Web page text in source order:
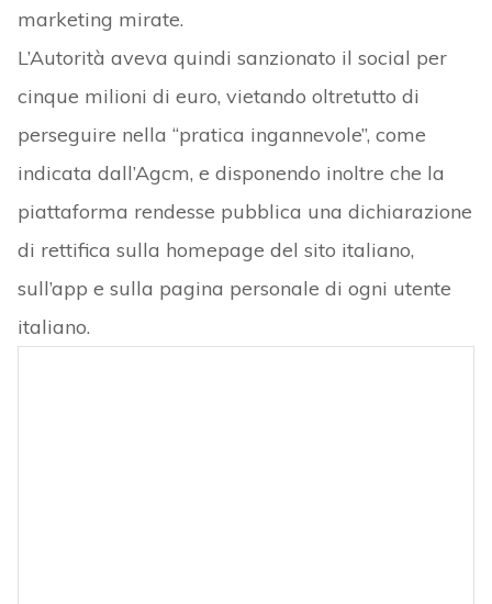
marketing mirate.
L’Autorità aveva quindi sanzionato il social per
cinque milioni di euro, vietando oltretutto di
perseguire nella “pratica ingannevole”, come
indicata dall’Agcm, e disponendo inoltre che la
piattaforma rendesse pubblica una dichiarazione
di rettifica sulla homepage del sito italiano,
sull’app e sulla pagina personale di ogni utente
italiano.